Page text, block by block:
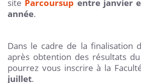
site Parcoursup entre janvier
année.
Dans le cadre de la finalisation
après obtention des résultats
pourrez vous inscrire à la
juillet.